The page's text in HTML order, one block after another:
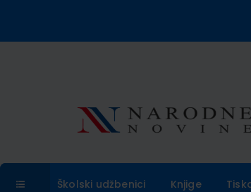
Školski udžbenici Knjige